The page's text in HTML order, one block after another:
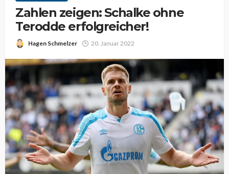
Zahlen zeigen: Schalke ohne
Terodde erfolgreicher!
Hagen Schmelzer 20. Januar 2022